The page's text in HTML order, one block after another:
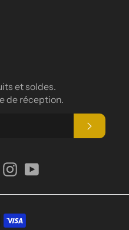
et soldes.
de réception.
PinterestInstagram